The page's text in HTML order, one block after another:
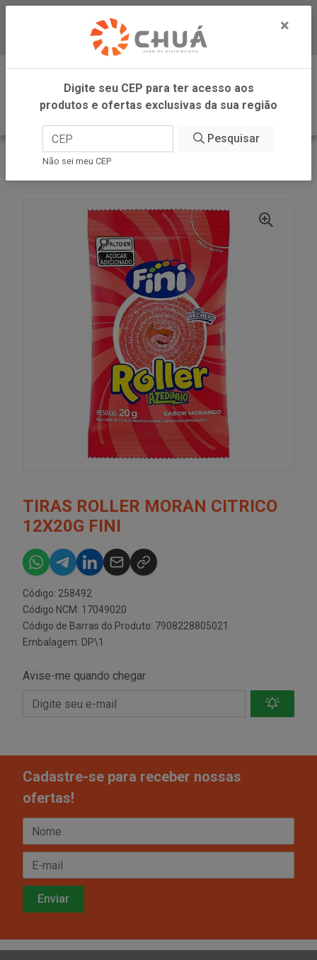
Baixe já nosso APP
0
INÍCIO
FINI
TIRAS ROLLER MORAN CITRICO
12X20G FINI
Código: 258492
Código NCM: 17049020
Código de Barras do Produto: 7908228805021
Embalagem: DP\1
Avise-me quando chegar
Cadastre-se para receber nossas
ofertas!
×
Digite seu CEP para ter acesso aos
produtos e ofertas exclusivas da sua região
Pesquisar
Não sei meu CEP